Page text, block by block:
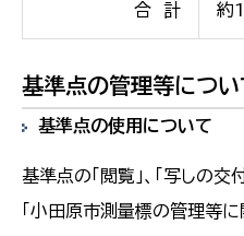
合 計 約
基準点の管理等につい
基準点の使用について
基準点の「閲覧」、「写しの交
「小田原市測量標の管理等